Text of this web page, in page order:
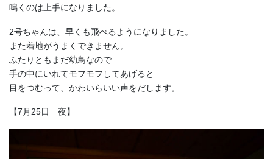
鳴くのは上手になりました。
2号ちゃんは、早くも飛べるようになりました。
また着地がうまくできません。
ふたりともまだ幼鳥なので
手の中にいれてモフモフしてあげると
目をつむって、かわいらいい声をだします。
【7月25日 夜】